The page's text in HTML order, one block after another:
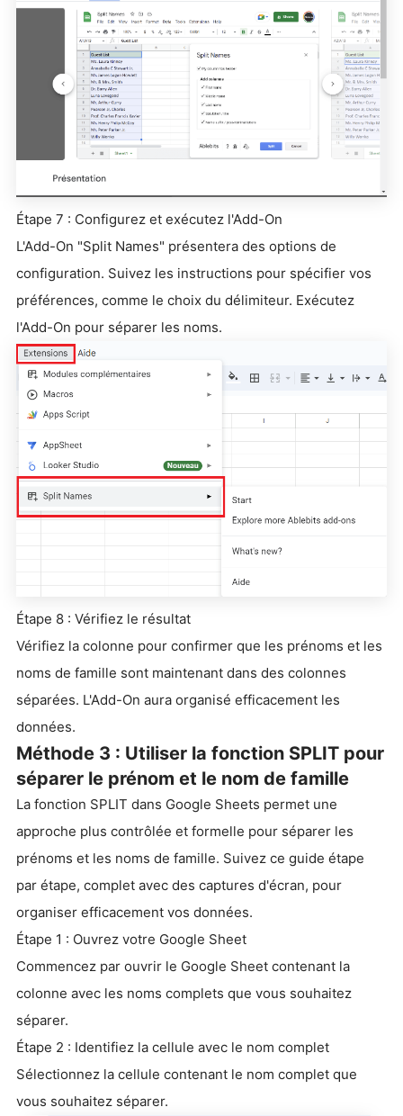
Étape 7 : Configurez et exécutez l'Add-On
L'Add-On "Split Names" présentera des options de
configuration. Suivez les instructions pour spécifier vos
préférences, comme le choix du délimiteur. Exécutez
l'Add-On pour séparer les noms.
Étape 8 : Vérifiez le résultat
Vérifiez la colonne pour confirmer que les prénoms et les
noms de famille sont maintenant dans des colonnes
séparées. L'Add-On aura organisé efficacement les
données.
Méthode 3 : Utiliser la fonction SPLIT pour
séparer le prénom et le nom de famille
La fonction SPLIT dans Google Sheets permet une
approche plus contrôlée et formelle pour séparer les
prénoms et les noms de famille. Suivez ce guide étape
par étape, complet avec des captures d'écran, pour
organiser efficacement vos données.
Étape 1 : Ouvrez votre Google Sheet
Commencez par ouvrir le Google Sheet contenant la
colonne avec les noms complets que vous souhaitez
séparer.
Étape 2 : Identifiez la cellule avec le nom complet
Sélectionnez la cellule contenant le nom complet que
vous souhaitez séparer.